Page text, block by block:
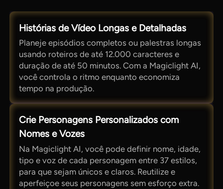
Histórias de Vídeo Longas e Detalhadas
Planeje episódios completos ou palestras longas
usando roteiros de até 12.000 caracteres e
duração de até 50 minutos. Com a Magiclight AI,
você controla o ritmo enquanto economiza
tempo na produção.
Crie Personagens Personalizados com
Nomes e Vozes
Na Magiclight AI, você pode definir nome, idade,
tipo e voz de cada personagem entre 37 estilos,
para que sejam únicos e claros. Reutilize e
aperfeiçoe seus personagens sem esforço extra.